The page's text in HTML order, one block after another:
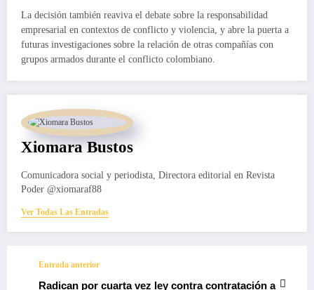
La decisión también reaviva el debate sobre la responsabilidad
empresarial en contextos de conflicto y violencia, y abre la puerta a
futuras investigaciones sobre la relación de otras compañías con
grupos armados durante el conflicto colombiano.
Xiomara Bustos
Comunicadora social y periodista, Directora editorial en Revista
Poder @xiomaraf88
Ver Todas Las Entradas
Entrada anterior
Radican por cuarta vez ley contra contratación a